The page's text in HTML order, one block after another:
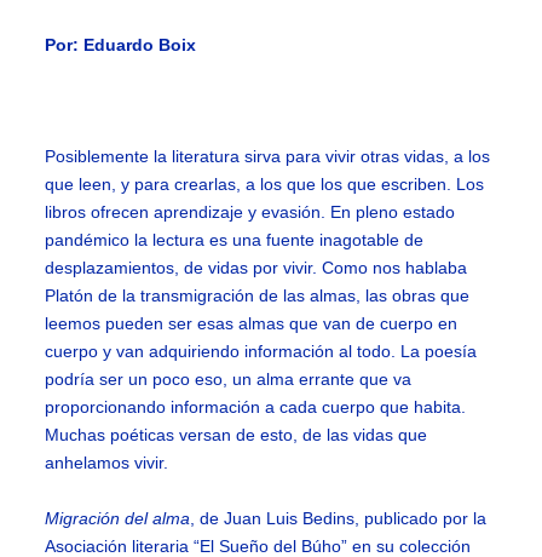
Por: Eduardo Boix
Posiblemente la literatura sirva para vivir otras vidas, a los
que leen, y para crearlas, a los que los que escriben. Los
libros ofrecen aprendizaje y evasión. En pleno estado
pandémico la lectura es una fuente inagotable de
desplazamientos, de vidas por vivir. Como nos hablaba
Platón de la transmigración de las almas, las obras que
leemos pueden ser esas almas que van de cuerpo en
cuerpo y van adquiriendo información al todo. La poesía
podría ser un poco eso, un alma errante que va
proporcionando información a cada cuerpo que habita.
Muchas poéticas versan de esto, de las vidas que
anhelamos vivir.
Migración del alma , de Juan Luis Bedins, publicado por la
Asociación literaria “El Sueño del Búho” en su colección